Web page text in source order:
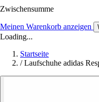
Zwischensumme
Meinen Warenkorb anzeigen
Loading...
Startseite
/ Laufschuhe adidas